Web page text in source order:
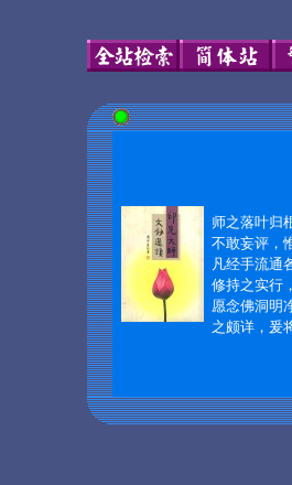
师之落叶归
不敢妄评，
凡经手流通
修持之实行
愿念佛洞明
之颇详，爰